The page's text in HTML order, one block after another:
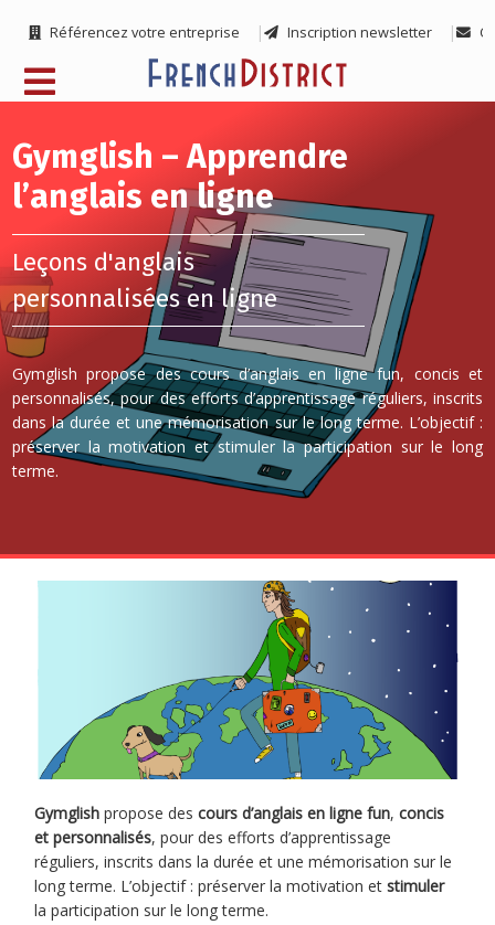
Référencez votre entreprise Inscription newsletter
Gymglish – Apprendre
l’anglais en ligne
Leçons d'anglais
personnalisées en ligne
Gymglish propose des cours d’anglais en ligne fun, concis et
personnalisés, pour des efforts d’apprentissage réguliers, inscrits
dans la durée et une mémorisation sur le long terme. L’objectif :
préserver la motivation et stimuler la participation sur le long
terme.
Gymglish propose des cours d’anglais en ligne fun,concis
et personnalisés, pour des efforts d’apprentissage
réguliers, inscrits dans la durée et une mémorisation sur le
long terme. L’objectif : préserver la motivation et stimuler
la participation sur le long terme.